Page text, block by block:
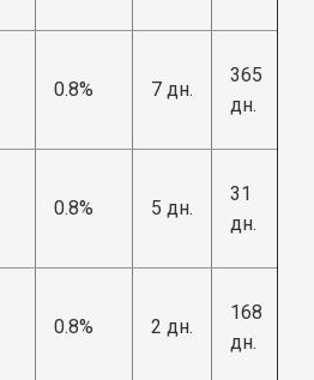
0.8% 7 дн.
365
дн.
0.8% 5 дн.
31
дн.
0.8% 2 дн.
168
дн.